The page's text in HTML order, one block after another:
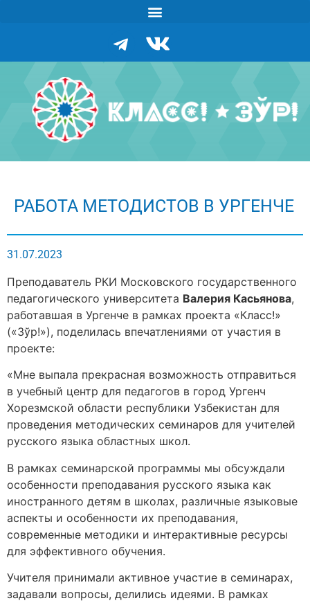
РАБОТА МЕТОДИСТОВ В УРГЕНЧЕ
31.07.2023
Преподаватель РКИ Московского государственного
педагогического университета Валерия Касьянова,
работавшая в Ургенче в рамках проекта «Класс!»
(«Зўр!»), поделилась впечатлениями от участия в
проекте:
«Мне выпала прекрасная возможность отправиться
в учебный центр для педагогов в город Ургенч
Хорезмской области республики Узбекистан для
проведения методических семинаров для учителей
русского языка областных школ.
В рамках семинарской программы мы обсуждали
особенности преподавания русского языка как
иностранного детям в школах, различные языковые
аспекты и особенности их преподавания,
современные методики и интерактивные ресурсы
для эффективного обучения.
Учителя принимали активное участие в семинарах,
задавали вопросы, делились идеями. В рамках